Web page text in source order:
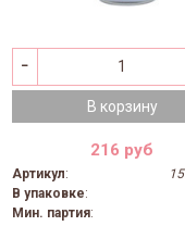
В корзину
216 руб
Артикул:
В упаковке:
Мин. партия: